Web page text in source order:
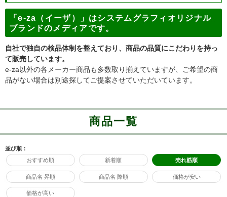
「e-za（イーザ）」はシステムグラフィオリジナル
ブランドのメディアです。
自社で独自の検品体制を整えており、商品の品質にこだわりを持っ
て販売しています。
e-za以外の各メーカー商品も多数取り揃えていますが、ご希望の商
品がない場合は別途探してご提案させていただいています。
商品一覧
並び順：
おすすめ順
新着順 売れ筋順
商品名 昇順 商品名 降順 価格が安い
価格が高い